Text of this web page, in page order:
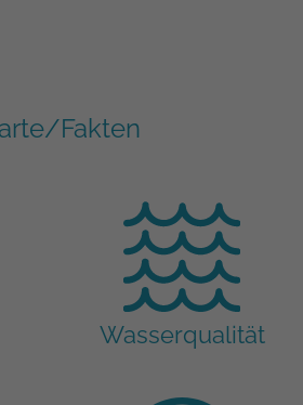
Fakten
Wasserqualität